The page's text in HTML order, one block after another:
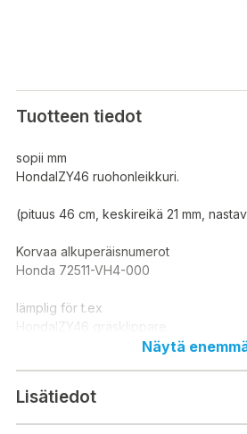
Tuotteen tiedot
sopii mm
HondaIZY46 ruohonleikkuri.
(pituus 46 cm, keskireikä 21 mm,
Korvaa alkuperäisnumerot
Honda 72511-VH4-000
lämplig för t.ex
HondaIZY46 gräsklippare.
Byt ut originalnummer
Honda 72511-VH4-000
Näytä
Lisätiedot